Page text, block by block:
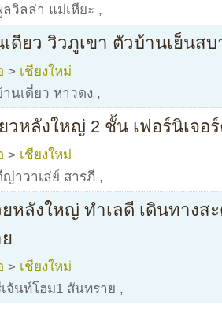
วิลล่า แม่เหียะ ,
ดียว วิวภูเขา ตัวบ้านเย็นสบ
> เชียงใหม่
นเดี่ยว หาวดง ,
วหลังใหญ่ 2 ชั้น เฟอร์นิเจอ
> เชียงใหม่
ญ่าวาเล่ย์ สารภี ,
หลังใหญ่ ทำเลดี เดินทางส
> เชียงใหม่
จ้นท์โฮม1 สันทราย ,